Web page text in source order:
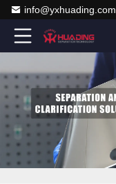
info@yxhuading.com